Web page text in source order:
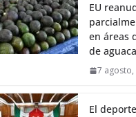
EU
en áreas
de
7 agosto,
El